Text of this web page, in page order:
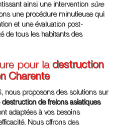
ainsi une intervention sûre
une procédure minutieuse qui
et une évaluation post-
de tous les habitants des
pour ladestruction
Charente
nous proposons des solutions sur
destruction de frelons asiatiques
adaptées à vos besoins
Nous offrons des